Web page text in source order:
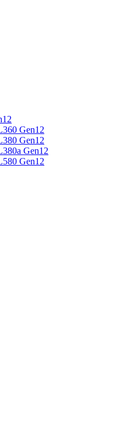
Gen12
Gen12
Gen12
Gen12